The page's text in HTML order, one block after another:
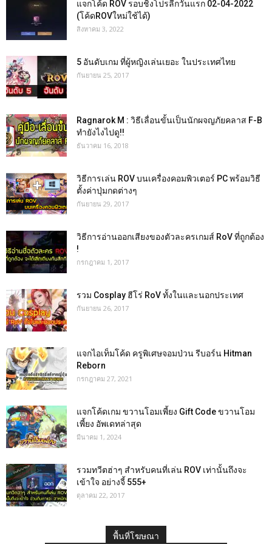
แจกโค้ด ROV รอบชิงโปรลีกวันแรก 02-04-2022
(โค้ดROVใหม่ใช้ได้)
สิงหาคม 3, 2022
5 อันดับเกม ที่ผู้หญิงเล่นเยอะ ในประเทศไทย
กันยายน 25, 2017
Ragnarok M : วิธีเลื่อนขั้นเป็นนักผจญภัยคลาส F-B
ทำยังไงไปดู!!
ธันวาคม 16, 2018
วิธีการเล่น ROV บนเครื่องคอมพิวเตอร์ PC พร้อมวิธี
ตั้งค่าปุ่มกดต่างๆ
กันยายน 29, 2017
วิธีการอ่านออกเสียงของตัวละครเกมส์ RoV ที่ถูกต้อง
!
กรกฎาคม 1, 2017
รวม Cosplay ฮีโร่ RoV ทั้งในและนอกประเทศ
กันยายน 26, 2017
แจกไอเท็มโค้ด ครูพิเศษจอมป่วน รีบอร์น Hitman
Reborn
กรกฎาคม 27, 2021
แจกโค้ดเกม ขวานโอมเพี้ยง Gift Code ขวานโอม
เพี้ยง อัพเดทล่าสุด
มีนาคม 1, 2024
รวมทวีตฮ่าๆ สำหรับคนที่เล่น ROV เท่านั้นถึงจะ
เข้าใจ อย่างจี้ 555+
ตุลาคม 22, 2017
พื้นที่โฆษณา